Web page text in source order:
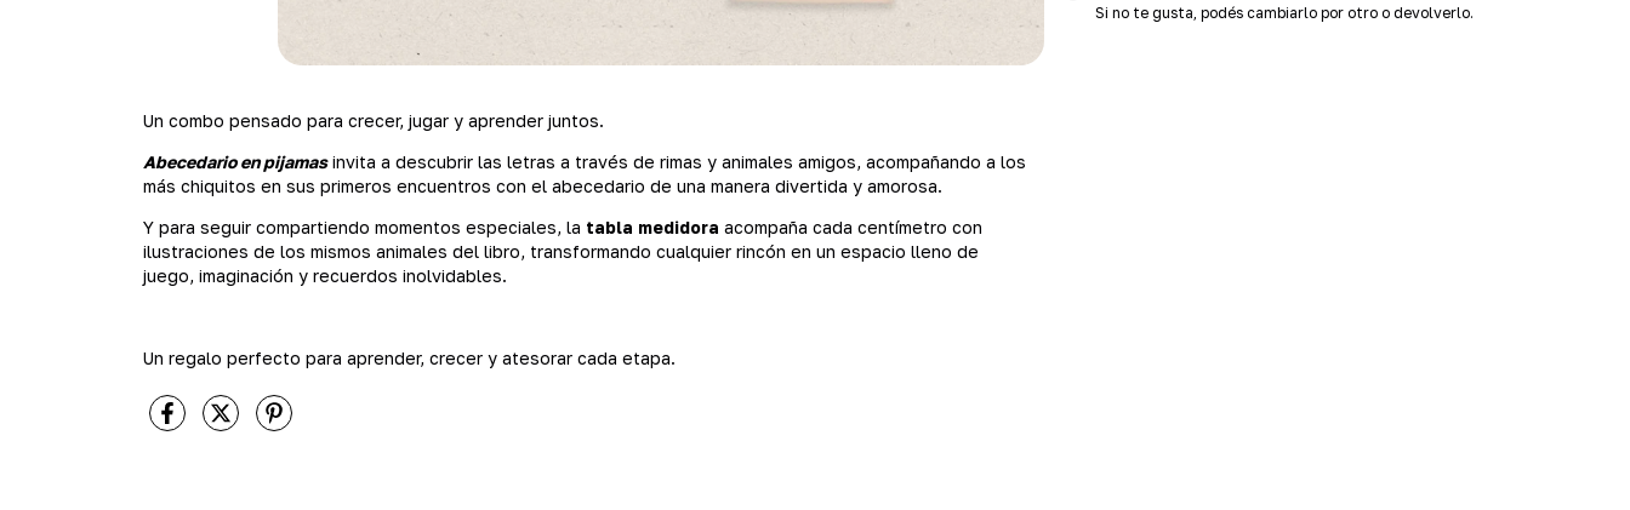
Un combo pensado para crecer, jugar y aprender juntos.
Abecedario en pijamasinvita a descubrir las letras a través de rimas y animales amigos, acompañando a los
más chiquitos en sus primeros encuentros con el abecedario de una manera divertida y amorosa.
Y para seguir compartiendo momentos especiales, la tabla medidora acompaña cada centímetro con
ilustraciones de los mismos animales del libro, transformando cualquier rincón en un espacio lleno de
juego, imaginación y recuerdos inolvidables.
Un regalo perfecto para aprender, crecer y atesorar cada etapa.
Si no te gusta, podés cambiarlo por otro o devolverlo.